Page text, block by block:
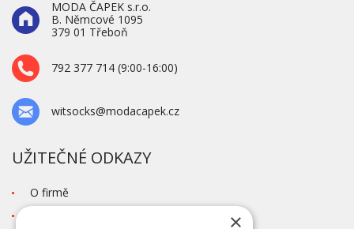
MODA ČAPEK s.r.o.
B. Němcové 1095
379 01 Třeboň
792 377 714 (9:00-16:00)
witsocks@modacapek.cz
UŽITEČNÉ ODKAZY
O firmě
×